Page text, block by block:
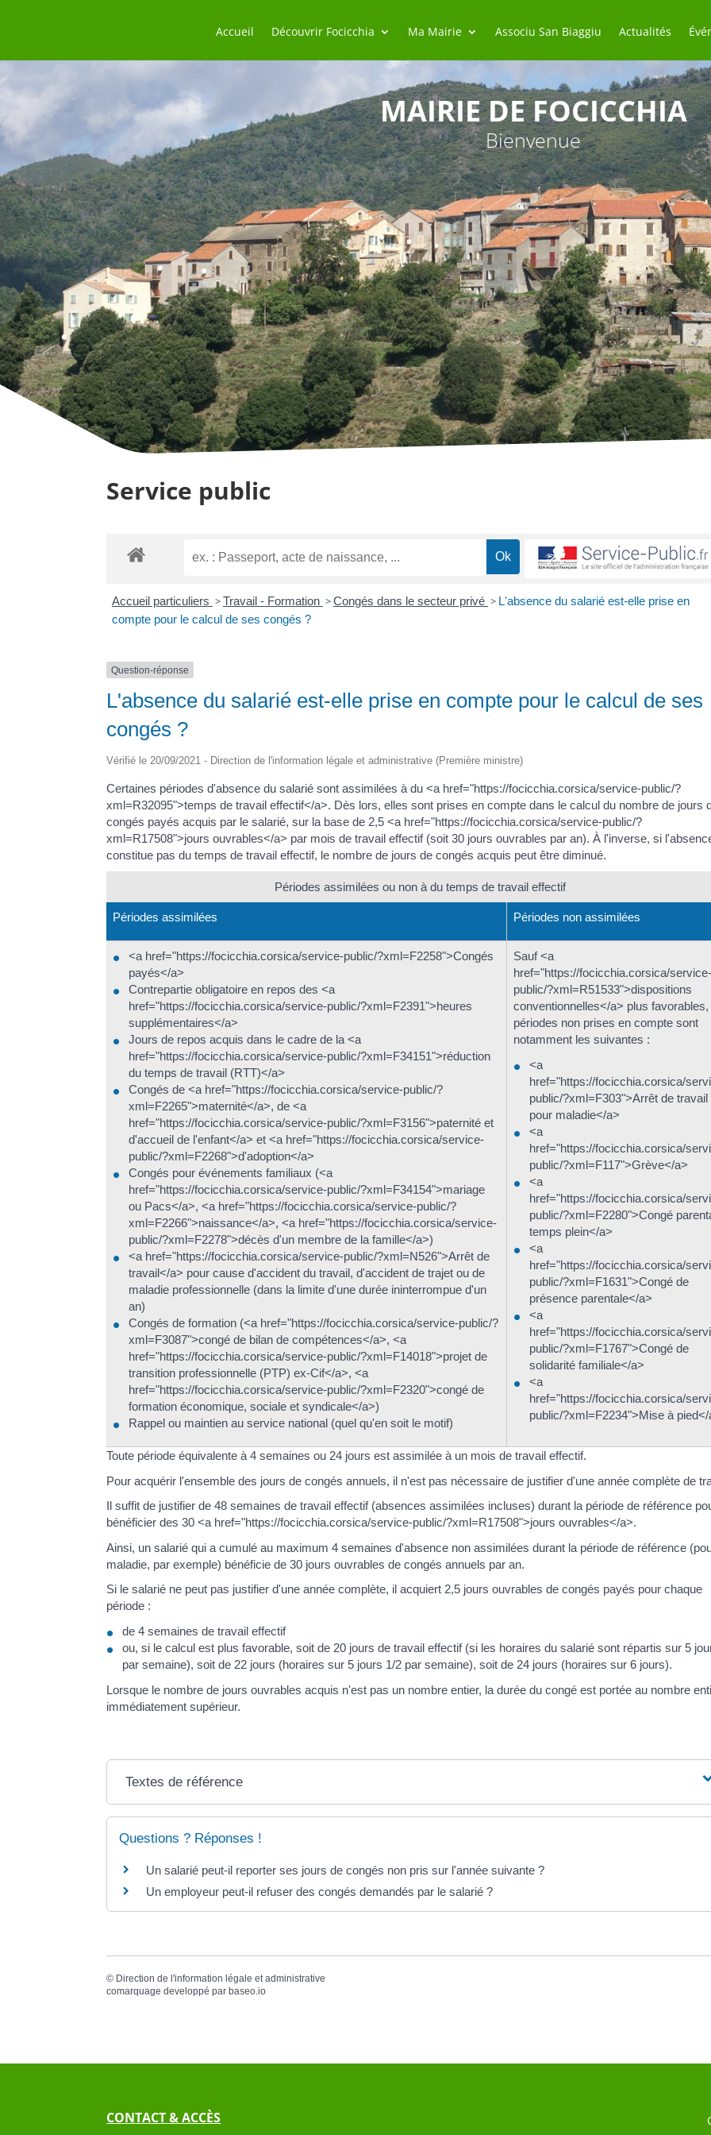
Accueil Découvrir Focicchia Ma Mairie Associu San Biaggiu Actualités
MAIRIE DE FOCICCHIA
Bienvenue
Service public
Accueil particuliers >Travail - Formation >Congés dans le secteur privé > L'absence du salarié est-elle prise en
compte pour le calcul de ses congés ?
Question-réponse
L'absence du salarié est-elle prise en compte pour le calcul de ses
congés ?
Vérifié le 20/09/2021 - Direction de l'information légale et administrative (Première ministre)
Certaines périodes d'absence du salarié sont assimilées à du <a href="https://focicchia.corsica/service-public/?
xml=R32095">temps de travail effectif</a>. Dès lors, elles sont prises en compte dans le calcul du nombre de jours
congés payés acquis par le salarié, sur la base de 2,5 <a href="https://focicchia.corsica/service-public/?
xml=R17508">jours ouvrables</a> par mois de travail effectif (soit 30 jours ouvrables par an). À l'inverse, si
constitue pas du temps de travail effectif, le nombre de jours de congés acquis peut être diminué.
Périodes assimilées ou non à du temps de travail effectif
Périodes assimilées Périodes non assimilées
<a href="https://focicchia.corsica/service-public/?xml=F2258">Congés
payés</a>
Contrepartie obligatoire en repos des <a
href="https://focicchia.corsica/service-public/?xml=F2391">heures
supplémentaires</a>
Jours de repos acquis dans le cadre de la <a
href="https://focicchia.corsica/service-public/?xml=F34151">réduction
du temps de travail (RTT)</a>
Congés de <a href="https://focicchia.corsica/service-public/?
xml=F2265">maternité</a>, de <a
href="https://focicchia.corsica/service-public/?xml=F3156">paternité et
d'accueil de l'enfant</a> et <a href="https://focicchia.corsica/service-
public/?xml=F2268">d'adoption</a>
Congés pour événements familiaux (<a
href="https://focicchia.corsica/service-public/?xml=F34154">mariage
ou Pacs</a>, <a href="https://focicchia.corsica/service-public/?
xml=F2266">naissance</a>, <a href="https://focicchia.corsica/service-
public/?xml=F2278">décès d'un membre de la famille</a>)
<a href="https://focicchia.corsica/service-public/?xml=N526">Arrêt de
travail</a> pour cause d'accident du travail, d'accident de trajet ou de
maladie professionnelle (dans la limite d'une durée ininterrompue d'un
an)
Congés de formation (<a href="https://focicchia.corsica/service-public/?
xml=F3087">congé de bilan de compétences</a>, <a
href="https://focicchia.corsica/service-public/?xml=F14018">projet de
transition professionnelle (PTP) ex-Cif</a>, <a
href="https://focicchia.corsica/service-public/?xml=F2320">congé de
formation économique, sociale et syndicale</a>)
Rappel ou maintien au service national (quel qu'en soit le motif)
Sauf <a
href="https://focicchia.corsica/service-
public/?xml=R51533">dispositions
conventionnelles</a> plus favorables,
périodes non prises en compte sont
notamment les suivantes :
<a
href="https://focicchia.corsica/
public/?xml=F303">Arrêt de travail
pour maladie</a>
<a
href="https://focicchia.corsica/
public/?xml=F117">Grève</a>
<a
href="https://focicchia.corsica/
public/?xml=F2280">Congé
temps plein</a>
<a
href="https://focicchia.corsica/
public/?xml=F1631">Congé de
présence parentale</a>
<a
href="https://focicchia.corsica/
public/?xml=F1767">Congé de
solidarité familiale</a>
<a
href="https://focicchia.corsica/
public/?xml=F2234">Mise à pied</
Toute période équivalente à 4 semaines ou 24 jours est assimilée à un mois de travail effectif.
Pour acquérir l'ensemble des jours de congés annuels, il n'est pas nécessaire de justifier d'une année complète de
Il suffit de justifier de 48 semaines de travail effectif (absences assimilées incluses) durant la période de référence
bénéficier des 30 <a href="https://focicchia.corsica/service-public/?xml=R17508">jours ouvrables</a>.
Ainsi, un salarié qui a cumulé au maximum 4 semaines d'absence non assimilées durant la période de référence
maladie, par exemple) bénéficie de 30 jours ouvrables de congés annuels par an.
Si le salarié ne peut pas justifier d'une année complète, il acquiert 2,5 jours ouvrables de congés payés pour chaque
période :
de 4 semaines de travail effectif
ou, si le calcul est plus favorable, soit de 20 jours de travail effectif (si les horaires du salarié sont répartis sur 5
par semaine), soit de 22 jours (horaires sur 5 jours 1/2 par semaine), soit de 24 jours (horaires sur 6 jours).
Lorsque le nombre de jours ouvrables acquis n'est pas un nombre entier, la durée du congé est portée au nombre
immédiatement supérieur.
Textes de référence
Questions ? Réponses !
Un salarié peut-il reporter ses jours de congés non pris sur l'année suivante ?
Un employeur peut-il refuser des congés demandés par le salarié ?
© Direction de l'information légale et administrative
comarquage developpé par baseo.io
CONTACT & ACCÈS